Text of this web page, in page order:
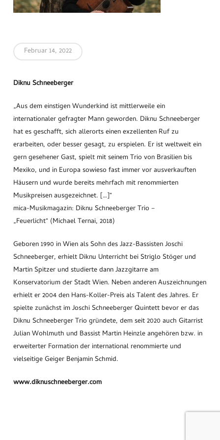
Februar 14, 2022
Diknu Schneeberger
„Aus dem einstigen Wunderkind ist mittlerweile ein
internationaler gefragter Mann geworden. Diknu Schneeberger
hat es geschafft, sich allerorts einen exzellenten Ruf zu
erarbeiten, oder besser gesagt, zu erspielen. Er ist weltweit ein
gern gesehener Gast, spielt mit seinem Trio von Brasilien bis
Mexiko, und in Europa sowieso fast immer vor ausverkauften
Häusern und wurde bereits mehrfach mit renommierten
Musikpreisen ausgezeichnet. […]“
mica-Musikmagazin: Diknu Schneeberger Trio –
„Feuerlicht“ (Michael Ternai, 2018)
Geboren 1990 in Wien als Sohn des Jazz-Bassisten Joschi
Schneeberger, erhielt Diknu Unterricht bei Striglo Stöger und
Martin Spitzer und studierte dann Jazzgitarre am
Konservatorium der Stadt Wien. Neben anderen Auszeichnungen
erhielt er 2004 den Hans-Koller-Preis als Talent des Jahres. Er
spielte zunächst im Joschi Schneeberger Quintett bevor er das
Diknu Schneeberger Trio gründete, dem seit 2020 auch Gitarrist
Julian Wohlmuth und Bassist Martin Heinzle angehören bzw. in
erweiterter Formation der international renommierte und
vielseitige Geiger Benjamin Schmid.
www.diknuschneeberger.com